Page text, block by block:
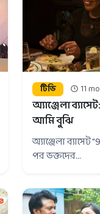
টিভি 11
অ্যাঞ্জেলা
আমি বুঝি
অ্যাঞ্জেলা
পর ভক্তদের...